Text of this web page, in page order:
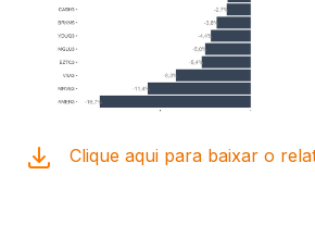
Clique aqui para baixar o